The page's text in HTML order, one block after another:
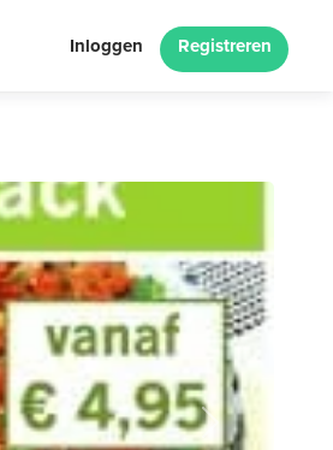
Inloggen Registreren
Next